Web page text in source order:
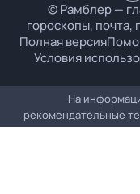
© Рамблер —
гороскопы, почта,
Полная версия
Условия
На
рекомендательные